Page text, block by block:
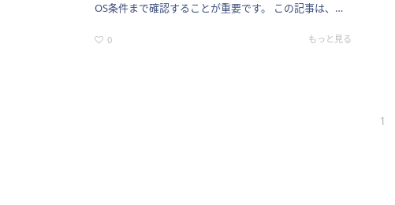
OS条件まで確認することが重要です。 この記事は、通
はの見落としやすい確…
0 もっと見る
1